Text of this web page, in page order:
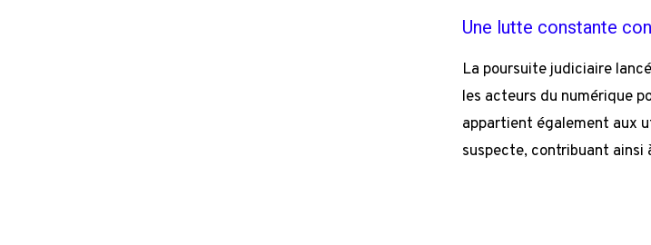
Une lutte constante
La poursuite judiciaire
les acteurs du numérique
appartient également aux
suspecte, contribuant ainsi